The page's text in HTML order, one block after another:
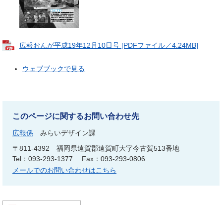
広報おんが平成19年12月10日号 [PDFファイル／4.24MB]
ウェブブックで見る
このページに関するお問い合わせ先
広報係
みらいデザイン課
〒811-4392
福岡県遠賀郡遠賀町大字今古賀513番地
Tel：093-293-1377
Fax：093-293-0806
メールでのお問い合わせはこちら